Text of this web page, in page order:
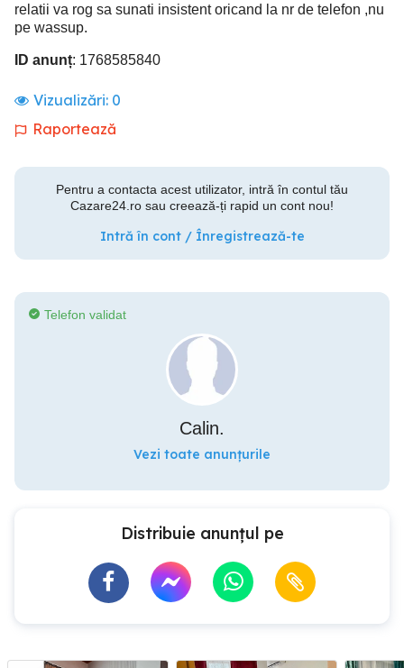
relatii va rog sa sunati insistent oricand la nr de telefon ,nu
pe wassup.
ID anunț: 1768585840
Vizualizări: 0
Raportează
Pentru a contacta acest utilizator, intră în contul tău
Cazare24.ro sau creează-ți rapid un cont nou!
Intră în cont / Înregistrează-te
Telefon validat
Calin.
Vezi toate anunțurile
Distribuie anunțul pe